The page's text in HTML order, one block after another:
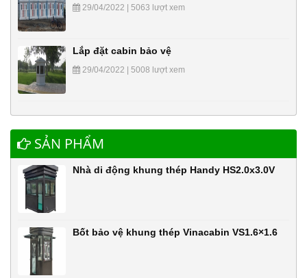
29/04/2022 | 5063 lượt xem
Lắp đặt cabin bảo vệ
29/04/2022 | 5008 lượt xem
SẢN PHẨM
Nhà di động khung thép Handy HS2.0x3.0V
Bốt bảo vệ khung thép Vinacabin VS1.6×1.6